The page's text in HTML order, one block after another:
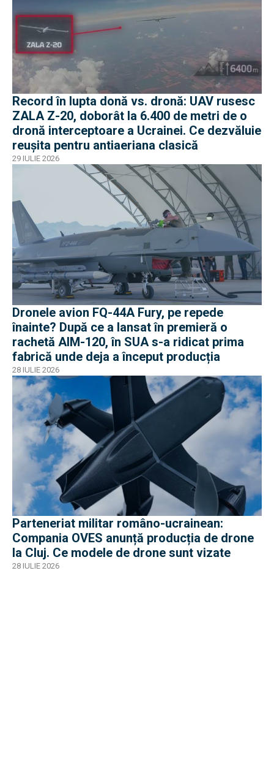
Record în lupta donă vs. dronă: UAV rusesc
ZALA Z-20, doborât la 6.400 de metri de o
dronă interceptoare a Ucrainei. Ce dezvăluie
reușita pentru antiaeriana clasică
29 IULIE 2026
Dronele avion FQ-44A Fury, pe repede
înainte? După ce a lansat în premieră o
rachetă AIM-120, în SUA s-a ridicat prima
fabrică unde deja a început producția
28 IULIE 2026
Parteneriat militar româno-ucrainean:
Compania OVES anunță producția de drone
la Cluj. Ce modele de drone sunt vizate
28 IULIE 2026